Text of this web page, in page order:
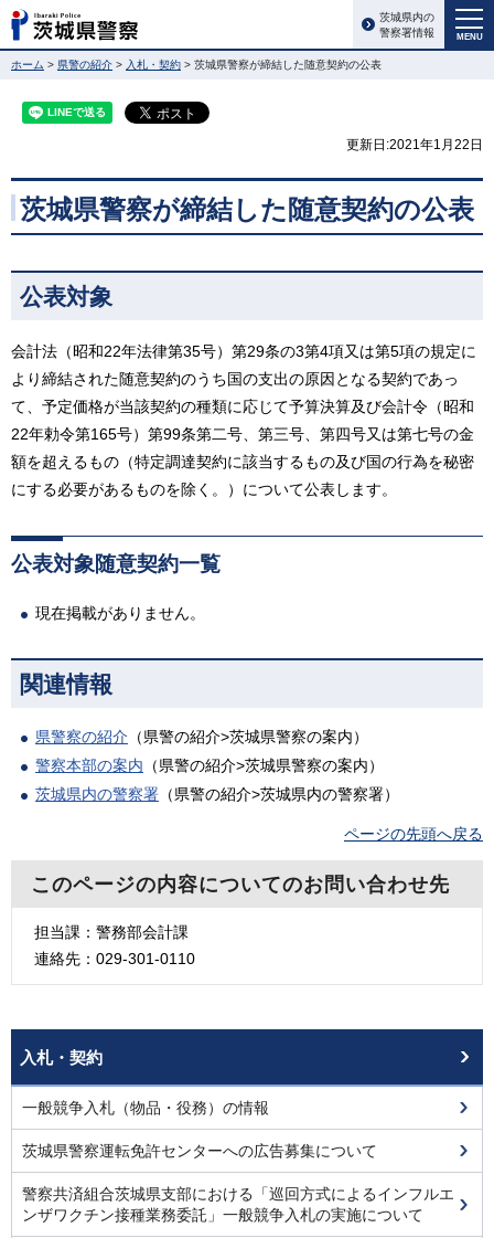
MENU
茨城県内の
警察署情報
ホーム > 県警の紹介 > 入札・契約 > 茨城県警察が締結した随意契約の公表
更新日:2021年1月22日
茨城県警察が締結した随意契約の公表
公表対象
会計法（昭和22年法律第35号）第29条の3第4項又は第5項の規定に
より締結された随意契約のうち国の支出の原因となる契約であっ
て、予定価格が当該契約の種類に応じて予算決算及び会計令（昭和
22年勅令第165号）第99条第二号、第三号、第四号又は第七号の金
額を超えるもの（特定調達契約に該当するもの及び国の行為を秘密
にする必要があるものを除く。）について公表します。
公表対象随意契約一覧
現在掲載がありません。
関連情報
県警察の紹介 （県警の紹介>茨城県警察の案内）
警察本部の案内 （県警の紹介>茨城県警察の案内）
茨城県内の警察署 （県警の紹介>茨城県内の警察署）
ページの先頭へ戻る
このページの内容についてのお問い合わせ先
担当課：警務部会計課
連絡先：029-301-0110
入札・契約
一般競争入札（物品・役務）の情報
茨城県警察運転免許センターへの広告募集について
警察共済組合茨城県支部における「巡回方式によるインフルエ
ンザワクチン接種業務委託」一般競争入札の実施について